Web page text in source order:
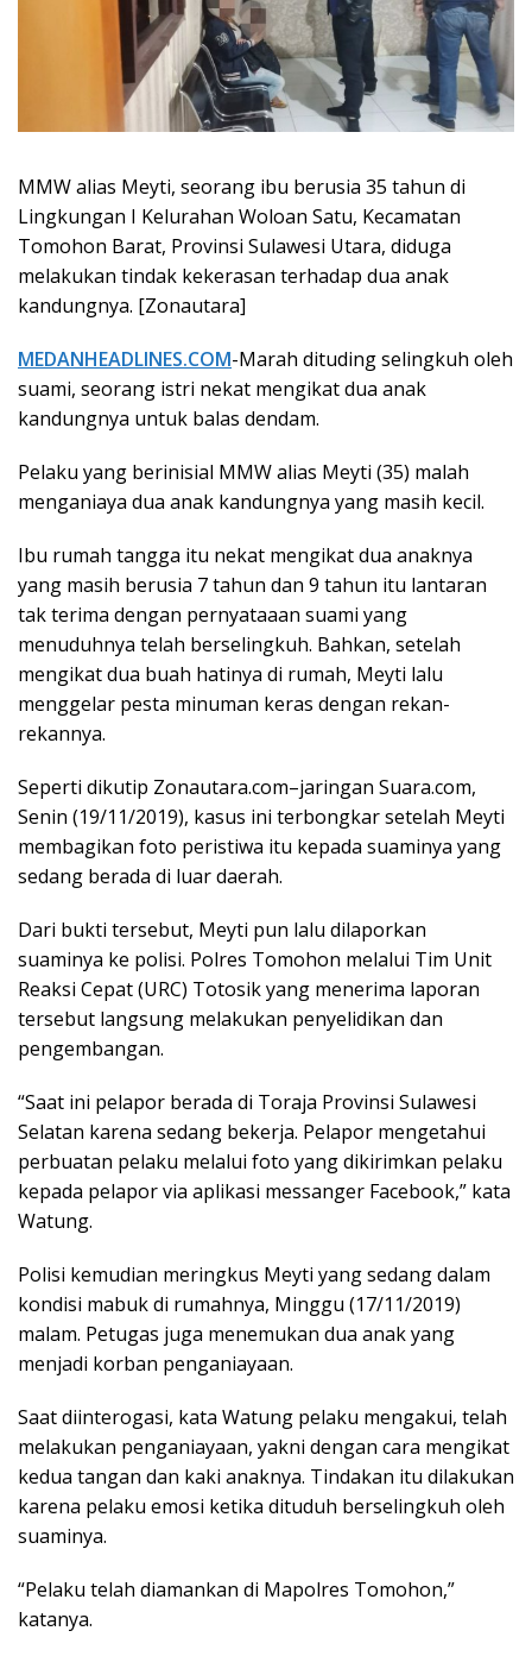
MMW alias Meyti, seorang ibu berusia 35 tahun di
Lingkungan I Kelurahan Woloan Satu, Kecamatan
Tomohon Barat, Provinsi Sulawesi Utara, diduga
melakukan tindak kekerasan terhadap dua anak
kandungnya. [Zonautara]
MEDANHEADLINES.COM-Marah dituding selingkuh oleh
suami, seorang istri nekat mengikat dua anak
kandungnya untuk balas dendam.
Pelaku yang berinisial MMW alias Meyti (35) malah
menganiaya dua anak kandungnya yang masih kecil.
Ibu rumah tangga itu nekat mengikat dua anaknya
yang masih berusia 7 tahun dan 9 tahun itu lantaran
tak terima dengan pernyataaan suami yang
menuduhnya telah berselingkuh. Bahkan, setelah
mengikat dua buah hatinya di rumah, Meyti lalu
menggelar pesta minuman keras dengan rekan-
rekannya.
Seperti dikutip Zonautara.com–jaringan Suara.com,
Senin (19/11/2019), kasus ini terbongkar setelah Meyti
membagikan foto peristiwa itu kepada suaminya yang
sedang berada di luar daerah.
Dari bukti tersebut, Meyti pun lalu dilaporkan
suaminya ke polisi. Polres Tomohon melalui Tim Unit
Reaksi Cepat (URC) Totosik yang menerima laporan
tersebut langsung melakukan penyelidikan dan
pengembangan.
“Saat ini pelapor berada di Toraja Provinsi Sulawesi
Selatan karena sedang bekerja. Pelapor mengetahui
perbuatan pelaku melalui foto yang dikirimkan pelaku
kepada pelapor via aplikasi messanger Facebook,” kata
Watung.
Polisi kemudian meringkus Meyti yang sedang dalam
kondisi mabuk di rumahnya, Minggu (17/11/2019)
malam. Petugas juga menemukan dua anak yang
menjadi korban penganiayaan.
Saat diinterogasi, kata Watung pelaku mengakui, telah
melakukan penganiayaan, yakni dengan cara mengikat
kedua tangan dan kaki anaknya. Tindakan itu dilakukan
karena pelaku emosi ketika dituduh berselingkuh oleh
suaminya.
“Pelaku telah diamankan di Mapolres Tomohon,”
katanya.